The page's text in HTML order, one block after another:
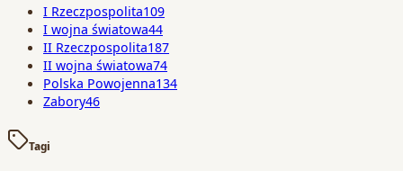
I Rzeczpospolita109
I wojna światowa44
II Rzeczpospolita187
II wojna światowa74
Polska Powojenna134
Zabory46
Tagi